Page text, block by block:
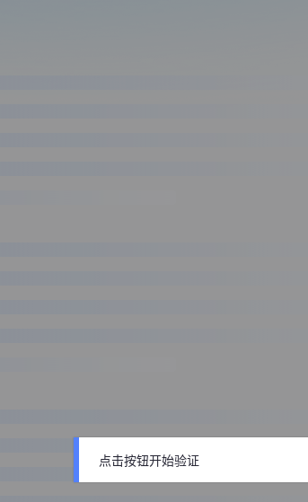
点击按钮开始验证